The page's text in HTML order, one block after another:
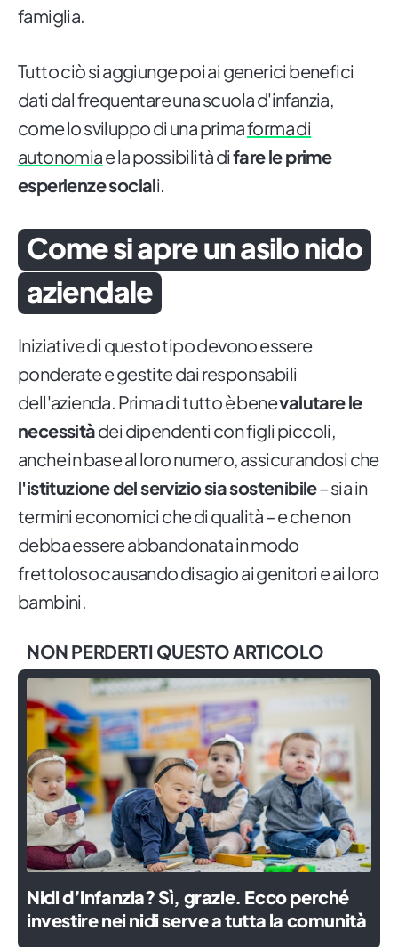
famiglia.
Tutto ciò si aggiunge poi ai generici benefici
dati dal frequentare una scuola d'infanzia,
come lo sviluppo di una primaforma di
autonomiae la possibilità difare le prime
esperienze sociali.
Come si apre un asilo nido
aziendale
Iniziative di questo tipo devono essere
ponderate e gestite dai responsabili
dell'azienda. Prima di tutto è benevalutare le
necessitàdei dipendenti con figli piccoli,
anche in base al loro numero, assicurandosi che
l'istituzione del servizio sia sostenibile– sia in
termini economici che di qualità – e che non
debba essere abbandonata in modo
frettoloso causando disagio ai genitori e ai loro
bambini.
NON PERDERTI QUESTO ARTICOLO
Nidi d’infanzia? Sì, grazie. Ecco perché
investire nei nidi serve a tutta la comunità